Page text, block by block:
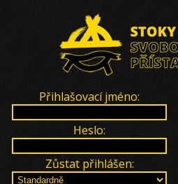
Přihlašovací jméno:
Heslo:
Zůstat přihlášen: